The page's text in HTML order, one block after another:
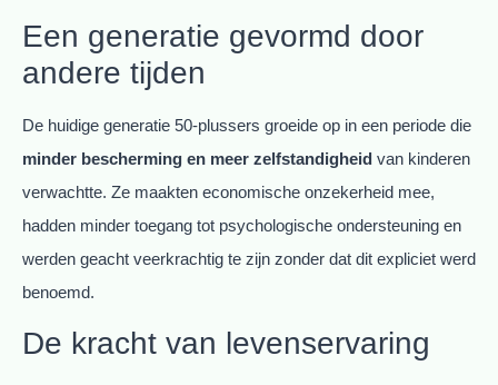
Een generatie gevormd door
andere tijden
De huidige generatie 50-plussers groeide op in een periode die
minder bescherming en meer zelfstandigheid van kinderen
verwachtte. Ze maakten economische onzekerheid mee,
hadden minder toegang tot psychologische ondersteuning en
werden geacht veerkrachtig te zijn zonder dat dit expliciet werd
benoemd.
De kracht van levenservaring